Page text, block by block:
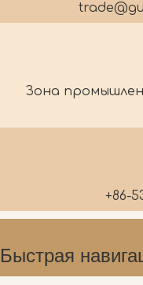
Зона
+86-
Быстрая